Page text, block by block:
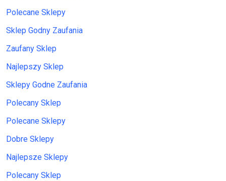
Polecane Sklepy
Sklep Godny Zaufania
Zaufany Sklep
Najlepszy Sklep
Sklepy Godne Zaufania
Polecany Sklep
Polecane Sklepy
Dobre Sklepy
Najlepsze Sklepy
Polecany Sklep